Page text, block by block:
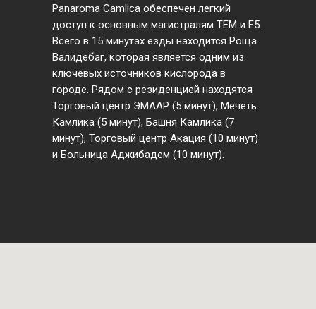
Panaroma Camlica обеспечен легкий
доступ к основным магистралям TEM и E5.
Всего в 15 минутах езды находится Роща
Валидебаг, которая является одним из
ключевых источников кислорода в
городе. Рядом с резиденцией находятся
Торговый центр ЭМААР (5 минут), Мечеть
Камлика (5 минут), Башня Камлика (7
минут), Торговый центр Акация (10 минут)
и Больница Аджибадем (10 минут).